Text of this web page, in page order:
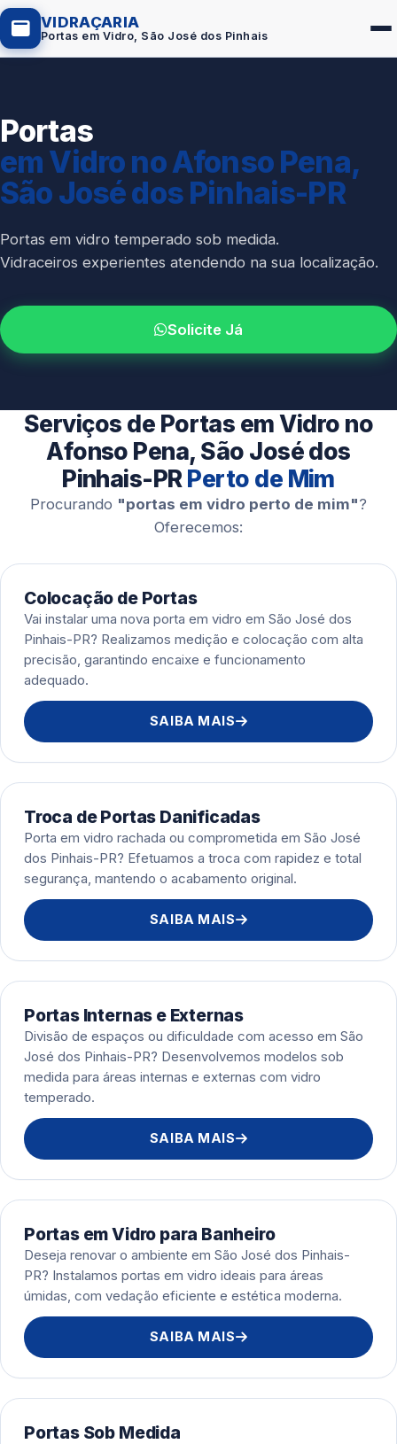
VIDRAÇARIA
Portas em Vidro, São José dos Pinhais
Box de Vidro
Portas em Vidro
Guarda-Corpo
Espelho Sob Medida
Fachada de Vidro
Esquadrias de Alumínio
Portas
em Vidro no Afonso Pena,
São José dos Pinhais-PR
Portas em vidro temperado sob medida.
Vidraceiros experientes atendendo na sua localização.
Solicite Já
Serviços de Portas em Vidro no
Afonso Pena, São José dos
Pinhais-PR Perto de Mim
Procurando "portas em vidro perto de mim"?
Oferecemos:
Colocação de Portas
Vai instalar uma nova porta em vidro em São José dos
Pinhais-PR? Realizamos medição e colocação com alta
precisão, garantindo encaixe e funcionamento
adequado.
SAIBA MAIS
Troca de Portas Danificadas
Porta em vidro rachada ou comprometida em São José
dos Pinhais-PR? Efetuamos a troca com rapidez e total
segurança, mantendo o acabamento original.
SAIBA MAIS
Portas Internas e Externas
Divisão de espaços ou dificuldade com acesso em São
José dos Pinhais-PR? Desenvolvemos modelos sob
medida para áreas internas e externas com vidro
temperado.
SAIBA MAIS
Portas em Vidro para Banheiro
Deseja renovar o ambiente em São José dos Pinhais-
PR? Instalamos portas em vidro ideais para áreas
úmidas, com vedação eficiente e estética moderna.
SAIBA MAIS
Portas Sob Medida